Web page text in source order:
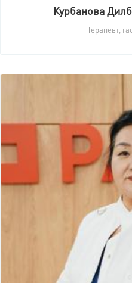
Курбанова
Терапевт,